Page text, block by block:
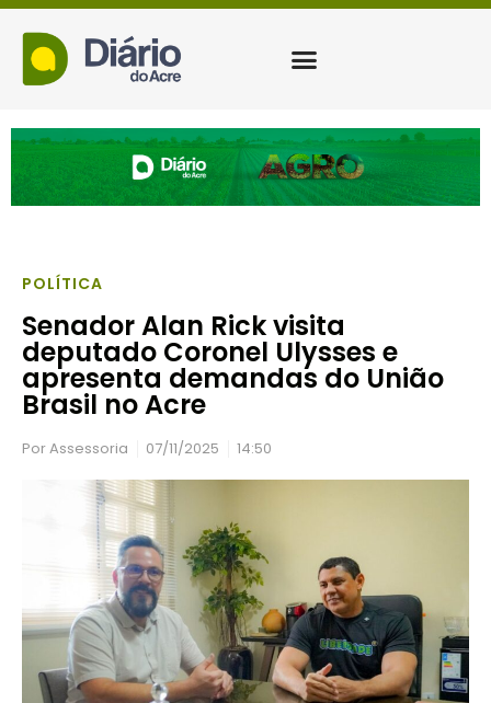
POLÍTICA
Senador Alan Rick visita
deputado Coronel Ulysses e
apresenta demandas do União
Brasil no Acre
PorAssessoria 07/11/2025 14:50